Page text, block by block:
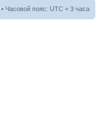
• Часовой пояс: UTC + 3 часа